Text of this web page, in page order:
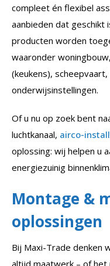
compleet én flexibel
aanbieden dat geschikt
producten worden
waaronder
(keukens),
onderwijsinstellingen.
Of u nu op zoek bent
luchtkanaal, airco-
oplossing: wij helpen u
energiezuinig
Montage &
oplossingen
Bij Maxi-Trade denken
altijd maatwerk – of het